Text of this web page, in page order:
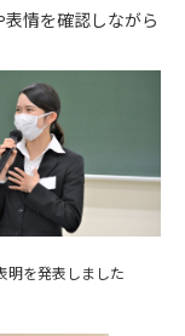
情を確認しながら
明を発表しました